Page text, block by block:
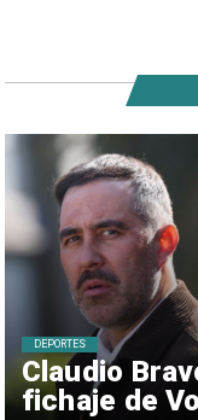
Claudio
fichaje de
DEPORTES